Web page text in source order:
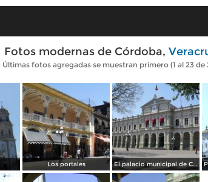
Fotos modernas de Córdoba,
Últimas fotos agregadas se muestran primero (1 al 23 de
Los portales El palacio municipal de Cordoba